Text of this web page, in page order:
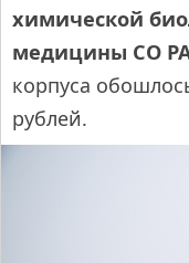
химической
медицины СО
корпуса
рублей.